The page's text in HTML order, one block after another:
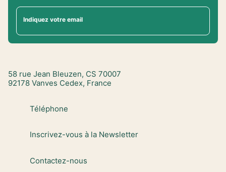
Indiquez votre email
58 rue Jean Bleuzen, CS 70007
92178 Vanves Cedex, France
Téléphone
Inscrivez-vous à la Newsletter
Contactez-nous